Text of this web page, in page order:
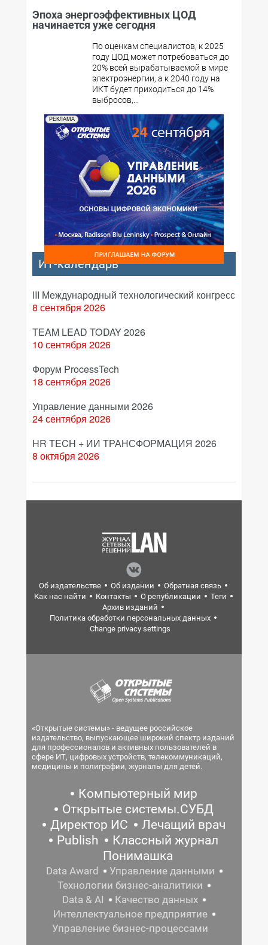
Эпоха энергоэффективных ЦОД
начинается уже сегодня
По оценкам специалистов, к 2025
году ЦОД может потребоваться до
20% всей вырабатываемой в мире
электроэнергии, а к 2040 году на
ИКТ будет приходиться до 14%
выбросов,...
РЕКЛАМА
ИТ-календарь
III Международный технологический конгресс
8 сентября 2026
TEAM LEAD TODAY 2026
10 сентября 2026
Форум ProcessTech
18 сентября 2026
Управление данными 2026
24 сентября 2026
HR TECH + ИИ ТРАНСФОРМАЦИЯ 2026
8 октября 2026
Об издательстве Об издании
Обратная связь
Как нас найти
Контакты О републикации
Теги
Архив изданий
Политика обработки персональных данных
Change privacy settings
«Открытые системы» - ведущее российское
издательство, выпускающее широкий спектр изданий
для профессионалов и активных пользователей в
сфере ИТ, цифровых устройств, телекоммуникаций,
медицины и полиграфии, журналы для детей.
Компьютерный мир
Открытые системы.СУБД
Директор ИС
Лечащий врач
Publish
Классный журнал
Понимашка
Data Award
Управление данными
Технологии бизнес-аналитики
Data & AI
Качество данных
Интеллектуальное предприятие
Управление бизнес-процессами